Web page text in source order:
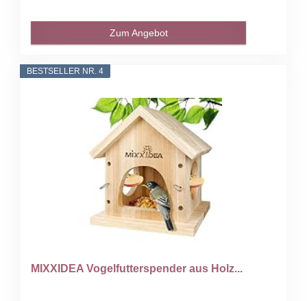
Zum Angebot
BESTSELLER NR. 4
MIXXIDEA Vogelfutterspender aus Holz...